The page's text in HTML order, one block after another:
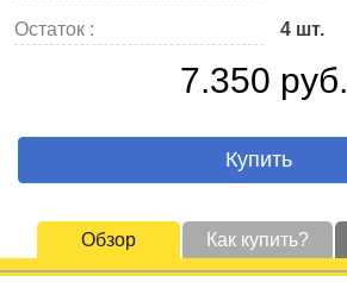
Остаток : 4 шт.
7.350 руб.
Купить
Обзор Как купить?